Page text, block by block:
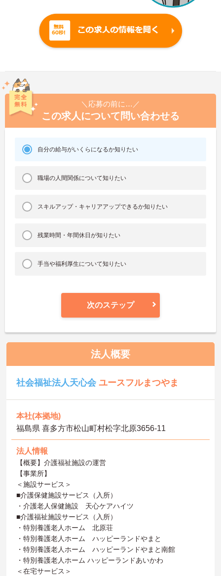
＼応募の前に…／
この求人について問い合わせる
自分の給与がいくらになるか知りたい
職場の人間関係について知りたい
スキルアップ・キャリアアップできるか知りたい
残業時間・年間休日が知りたい
手当や福利厚生について知りたい
次のステップ
法人概要
社会福祉法人天心会ユースフルまつやま
本社(本拠地)
福島県 喜多方市松山町村松字北原3656-11
法人情報
【概要】介護福祉施設の運営
【事業所】
＜施設サービス＞
■介護保健施設サービス（入所）
・介護老人保健施設 天心ケアハイツ
■介護福祉施設サービス（入所）
・特別養護老人ホーム 北原荘
・特別養護老人ホーム ハッピーランドやまと
・特別養護老人ホーム ハッピーランドやまと南館
・特別養護老人ホーム ハッピーランドあいかわ
＜在宅サービス＞